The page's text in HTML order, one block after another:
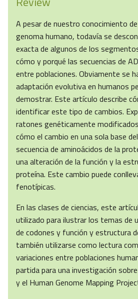
A pesar de nuestro conocimiento
genoma humano, todavía se
exacta de algunos de los
cómo y porqué las secuencias de
entre poblaciones. Obviamente se
adaptación evolutiva en humanos
demostrar. Este artículo describe
identificar este tipo de cambios.
ratones genéticamente
cómo el cambio en una sola base
secuencia de aminoácidos de la
una alteración de la función y la
proteína. Este cambio puede
fenotípicas.
En las clases de ciencias, este
utilizado para ilustrar los temas de
de codones y función y estructura
también utilizarse como lectura
variaciones entre poblaciones
partida para una investigación
y el Human Genome Mapping